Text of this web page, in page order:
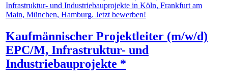
Kaufmännischer Projektleiter (m/w/d)
EPC/M, Infrastruktur- und
Industriebauprojekte *